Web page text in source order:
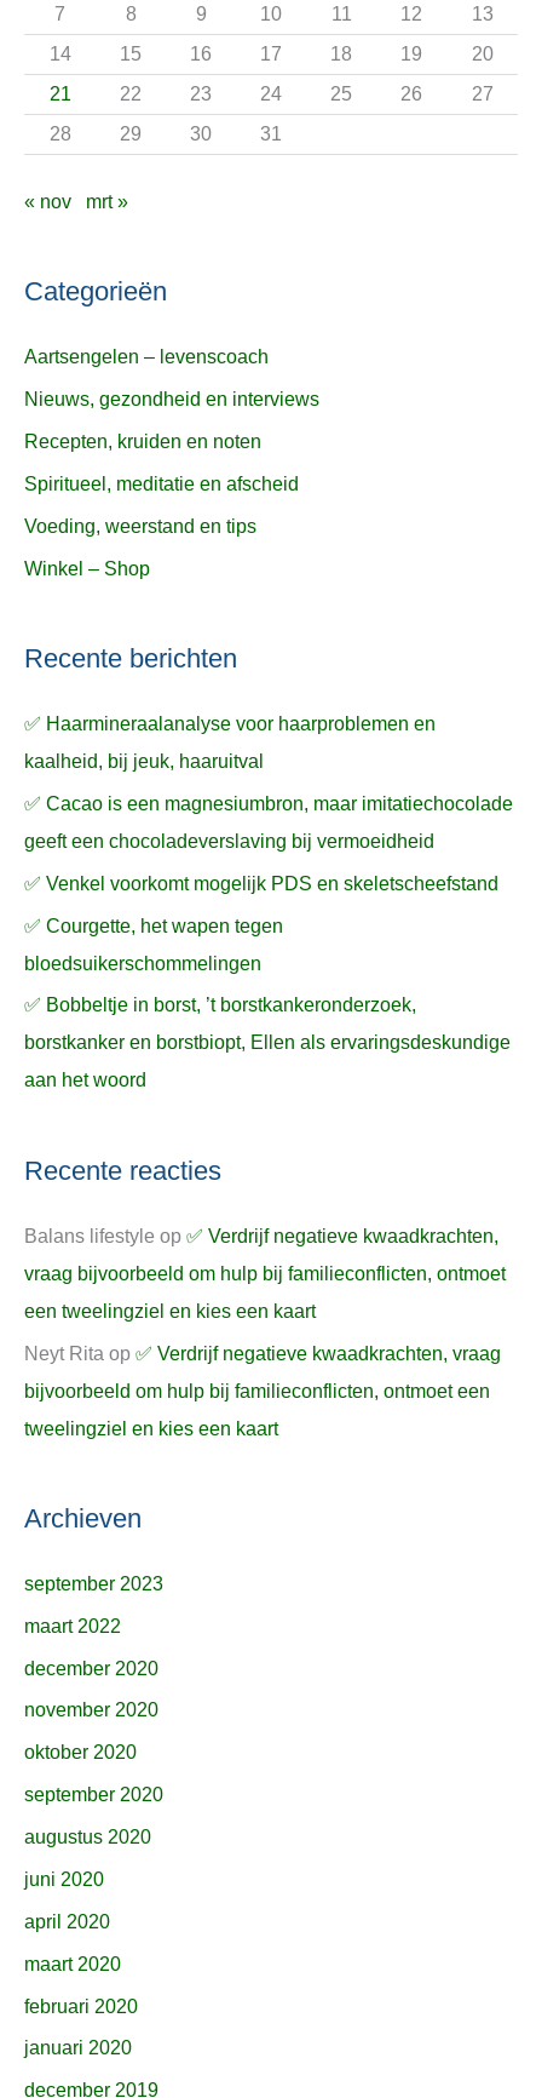
r
:
7 8 9 10 11 12
13
14
15 16 17 18 19
20
21
22 23 24 25 26
27
28
29 30 31
« nov mrt »
Categorieën
Aartsengelen – levenscoach
Nieuws, gezondheid en interviews
Recepten, kruiden en noten
Spiritueel, meditatie en afscheid
Voeding, weerstand en tips
Winkel – Shop
Recente berichten
✅ Haarmineraalanalyse voor haarproblemen en
kaalheid, bij jeuk, haaruitval
✅ Cacao is een magnesiumbron, maar imitatiechocolade
geeft een chocoladeverslaving bij vermoeidheid
✅ Venkel voorkomt mogelijk PDS en skeletscheefstand
✅ Courgette, het wapen tegen
bloedsuikerschommelingen
✅ Bobbeltje in borst, ’t borstkankeronderzoek,
borstkanker en borstbiopt, Ellen als ervaringsdeskundige
aan het woord
Recente reacties
Balans lifestyle op ✅ Verdrijf negatieve kwaadkrachten,
vraag bijvoorbeeld om hulp bij familieconflicten, ontmoet
een tweelingziel en kies een kaart
Neyt Rita op ✅ Verdrijf negatieve kwaadkrachten, vraag
bijvoorbeeld om hulp bij familieconflicten, ontmoet een
tweelingziel en kies een kaart
Archieven
september 2023
maart 2022
december 2020
november 2020
oktober 2020
september 2020
augustus 2020
juni 2020
april 2020
maart 2020
februari 2020
januari 2020
december 2019